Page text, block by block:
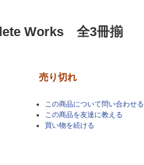
Works 全3冊揃
売り切れ
この商品について問い合わせる
この商品を友達に教える
買い物を続ける